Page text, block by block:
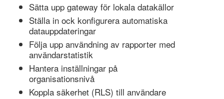
Sätta upp gateway för lokala datakällor
Ställa in ock konfigurera automatiska
datauppdateringar
Följa upp användning av rapporter med
användarstatistik
Hantera inställningar på
organisationsnivå
Koppla säkerhet (RLS) till användare